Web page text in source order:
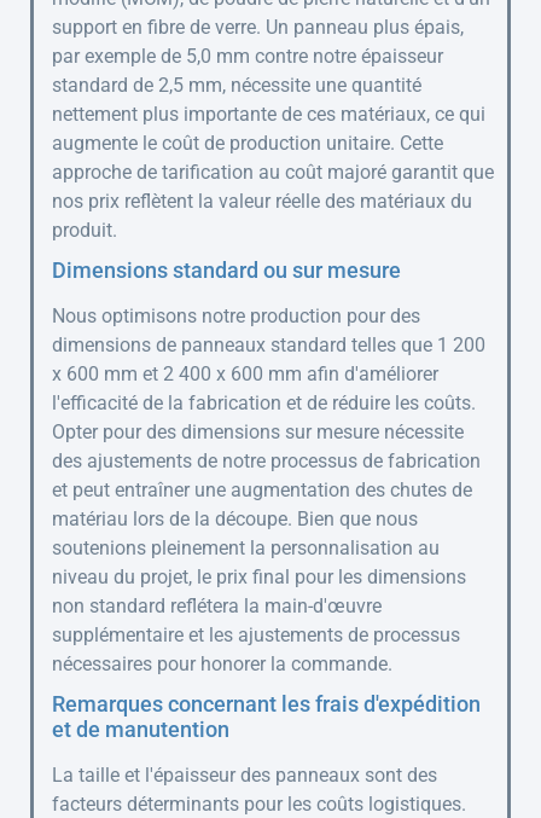
support en fibre de verre. Un panneau plus épais,
par exemple de 5,0 mm contre notre épaisseur
standard de 2,5 mm, nécessite une quantité
nettement plus importante de ces matériaux, ce qui
augmente le coût de production unitaire. Cette
approche de tarification au coût majoré garantit que
nos prix reflètent la valeur réelle des matériaux du
produit.
Dimensions standard ou sur mesure
Nous optimisons notre production pour des
dimensions de panneaux standard telles que 1 200
x 600 mm et 2 400 x 600 mm afin d'améliorer
l'efficacité de la fabrication et de réduire les coûts.
Opter pour des dimensions sur mesure nécessite
des ajustements de notre processus de fabrication
et peut entraîner une augmentation des chutes de
matériau lors de la découpe. Bien que nous
soutenions pleinement la personnalisation au
niveau du projet, le prix final pour les dimensions
non standard reflétera la main-d'œuvre
supplémentaire et les ajustements de processus
nécessaires pour honorer la commande.
Remarques concernant les frais d'expédition
et de manutention
La taille et l'épaisseur des panneaux sont des
facteurs déterminants pour les coûts logistiques.